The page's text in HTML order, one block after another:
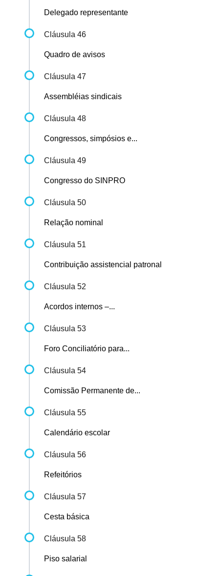
Delegado representante
Cláusula 46
Quadro de avisos
Cláusula 47
Assembléias sindicais
Cláusula 48
Congressos, simpósios e...
Cláusula 49
Congresso do SINPRO
Cláusula 50
Relação nominal
Cláusula 51
Contribuição assistencial patronal
Cláusula 52
Acordos internos –...
Cláusula 53
Foro Conciliatório para...
Cláusula 54
Comissão Permanente de...
Cláusula 55
Calendário escolar
Cláusula 56
Refeitórios
Cláusula 57
Cesta básica
Cláusula 58
Piso salarial